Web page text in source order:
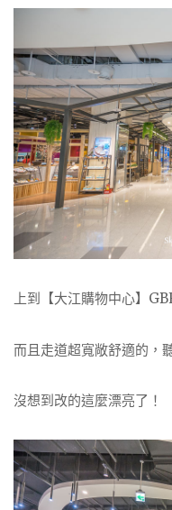
上到【大江購物中心】
而且走道超寬敞舒適的，
沒想到改的這麼漂亮了！